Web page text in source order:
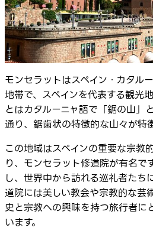
モンセラットはスペイン・カタル
地帯で、スペインを代表する観光
とはカタルーニャ語で「鋸の山」
通り、鋸歯状の特徴的な山々が特
この地域はスペインの重要な宗教
り、モンセラット修道院が有名で
し、世界中から訪れる巡礼者たち
道院には美しい教会や宗教的な芸
史と宗教への興味を持つ旅行者に
います。